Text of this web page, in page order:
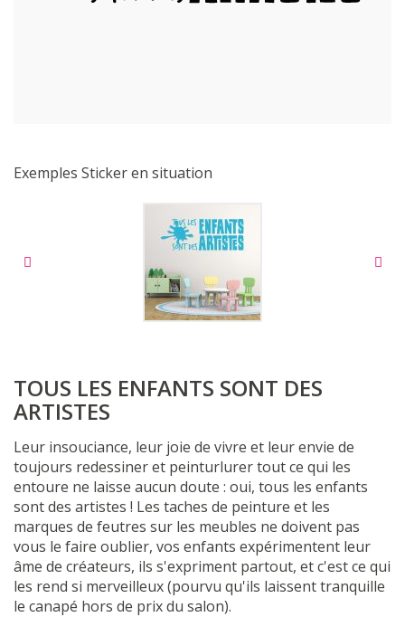
Exemples Sticker en situation
TOUS LES ENFANTS SONT DES
ARTISTES
Leur insouciance, leur joie de vivre et leur envie de
toujours redessiner et peinturlurer tout ce qui les
entoure ne laisse aucun doute : oui, tous les enfants
sont des artistes ! Les taches de peinture et les
marques de feutres sur les meubles ne doivent pas
vous le faire oublier, vos enfants expérimentent leur
âme de créateurs, ils s'expriment partout, et c'est ce qui
les rend si merveilleux (pourvu qu'ils laissent tranquille
le canapé hors de prix du salon).